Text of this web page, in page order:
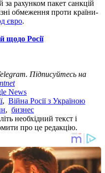
рахунком пакет санкцій
обмеження проти країни-
євро.
щодо Росії
Підписуйтесь на
News
, Війна Росії з Україною
, бизнес
необхідний текст і
про це редакцію.